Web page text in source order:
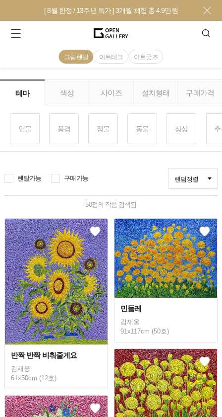
[ 8월 한정 / 13주년 특가 ] 3개월 체험 총 4.9만원
그림렌탈 아트테크 아트굿즈
테마 색상 사이즈 설치형태 구매가격
인물 풍경 정물 동물 상상
렌탈가능 구매가능 랜덤정렬
50점의 작품 검색됨
반짝 반짝 비춰줄게요
김재웅
61x50cm (12호)
민들레
김재웅
91x117cm (50호)